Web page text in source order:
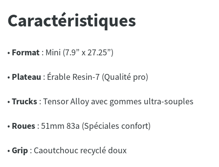
Caractéristiques
• Format : Mini (7.9” x 27.25”)
• Plateau : Érable Resin-7 (Qualité pro)
•Trucks : Tensor Alloy avec gommes ultra-souples
• Roues : 51mm 83a (Spéciales confort)
• Grip : Caoutchouc recyclé doux